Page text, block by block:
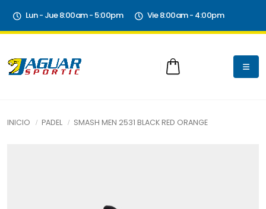
Lun - Jue 8:00am - 5:00pm Vie 8:00am - 4:00pm
INICIO PADEL SMASH MEN 2531 BLACK RED ORANGE